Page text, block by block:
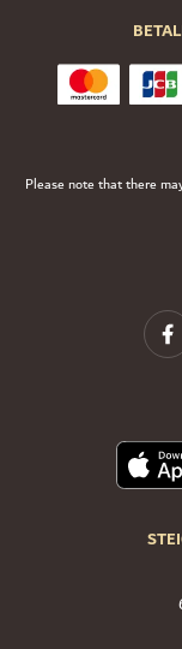
Please note that there